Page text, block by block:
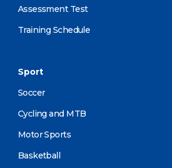
Assessment Test
Training Schedule
Sport
Soccer
Cycling and MTB
Motor Sports
Basketball